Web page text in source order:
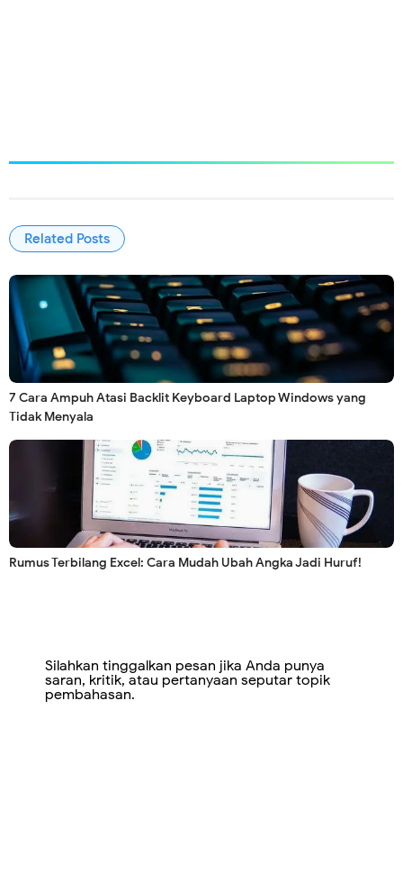
Related Posts
7 Cara Ampuh Atasi Backlit Keyboard Laptop Windows yang
Tidak Menyala
Rumus Terbilang Excel: Cara Mudah Ubah Angka Jadi Huruf!
Silahkan tinggalkan pesan jika Anda punya
saran, kritik, atau pertanyaan seputar topik
pembahasan.